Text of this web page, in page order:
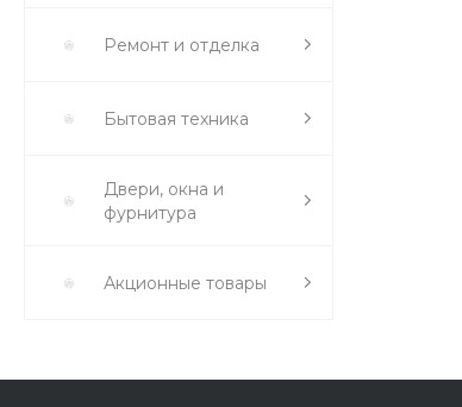
Ремонт и отделка
Бытовая техника
Двери, окна и
фурнитура
Акционные товары